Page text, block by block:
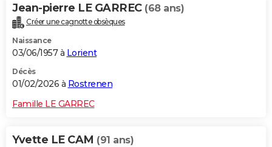
Jean-pierre LE GARREC (68 ans)
Créer une cagnotte obsèques
Naissance
03/06/1957 à Lorient
Décès
01/02/2026 à Rostrenen
Famille LE GARREC
Yvette LE CAM (91 ans)